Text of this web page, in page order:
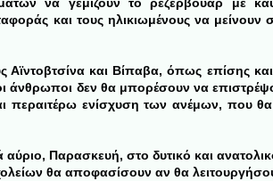
να γεμίζουν το ρεζερβουάρ με
και τους ηλικιωμένους να μείνουν
Αϊντοβτσίνα και Βίπαβα, όπως επίσης
άνθρωποι δεν θα μπορέσουν να
περαιτέρω ενίσχυση των ανέμων, που
αύριο, Παρασκευή, στο δυτικό και
θα αποφασίσουν αν θα